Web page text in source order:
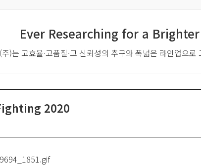
Ever Researching for a
)는 고효율·고품질·고 신뢰성의 추구와폭넓은 라인업으로
2020